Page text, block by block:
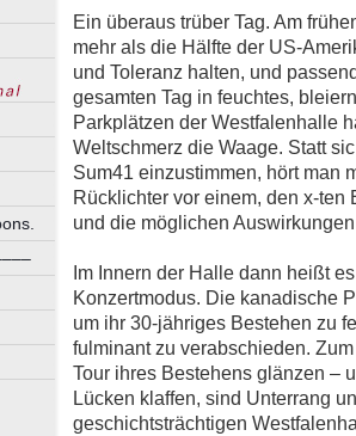
Ein überaus trüber Tag. Am
mehr als die Hälfte der US-
und Toleranz halten, und
gesamten Tag in feuchtes,
Parkplätzen der Westfalenhalle
Weltschmerz die Waage. Statt
Sum41 einzustimmen, hört man
Rücklichter vor einem, den x-
und die möglichen
Im Innern der Halle dann heißt
Konzertmodus. Die kanadische
um ihr 30-jähriges Bestehen zu
fulminant zu verabschieden.
Tour ihres Bestehens glänzen –
Lücken klaffen, sind Unterrang
geschichtsträchtigen